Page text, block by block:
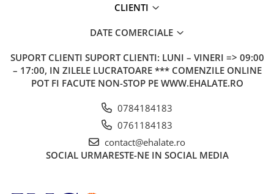
CLIENTI
DATE COMERCIALE
SUPORT CLIENTI SUPORT CLIENTI: LUNI – VINERI => 09:00
– 17:00, IN ZILELE LUCRATOARE *** COMENZILE ONLINE
POT FI FACUTE NON-STOP PE WWW.EHALATE.RO
0784184183
0761184183
contact@ehalate.ro
SOCIAL URMARESTE-NE IN SOCIAL MEDIA